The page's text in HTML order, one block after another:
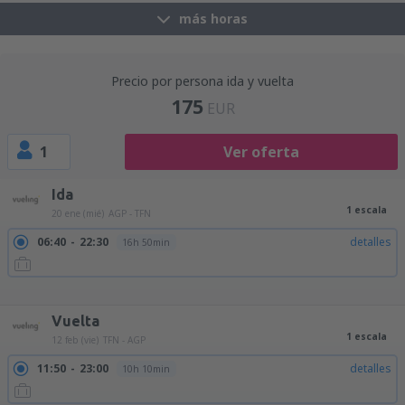
más horas
Precio por persona ida y vuelta
175 EUR
1 Ver oferta
Ida
20 ene (mié) AGP - TFN 1 escala
06:40 22:30 16h 50min detalles
Vuelta
12 feb (vie) TFN - AGP 1 escala
11:50 23:00 10h 10min detalles